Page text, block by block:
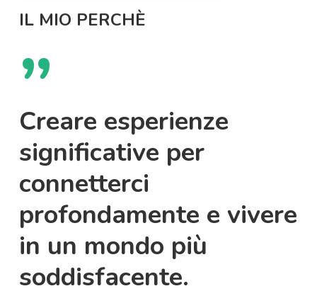
IL MIO PERCHÈ
”
Creare esperienze
significative per
connetterci
profondamente e vivere
in un mondo più
soddisfacente.